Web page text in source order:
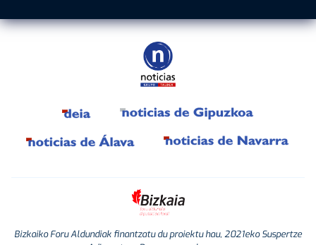
Bizkaiko Foru Aldundiak finantzatu du proiektu hau, 2021eko Suspertze